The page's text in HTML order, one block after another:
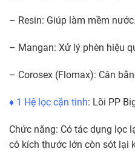
– Resin: Giúp làm mềm nước.
– Mangan: Xử lý phèn hiệu
– Corosex (Flomax): Cân
♦ 1 Hệ lọc cặn tinh: Lõi PP
Chức năng: Có tác dụng lọc
có kích thước lớn còn sót lại